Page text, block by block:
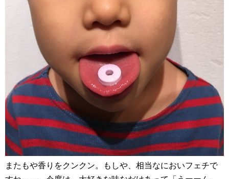
またもや香りをクンクン。もしや、相当なにおいフェチで